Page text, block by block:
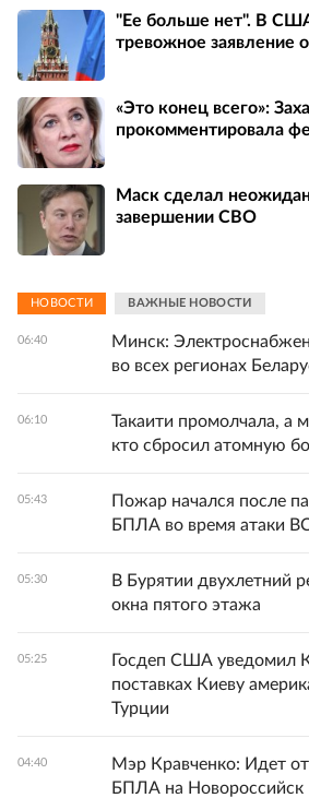
"Ее больше нет". В
тревожное заявление
«Это конец всего»:
прокомментировала
Маск сделал
завершении СВО
НОВОСТИ ВАЖНЫЕ НОВОСТИ
06:40
Минск:
во всех регионах
06:10
Такаити промолчала, а
кто сбросил атомную
05:43
Пожар начался после
БПЛА во время атаки
05:30
В Бурятии двухлетний
окна пятого этажа
05:25
Госдеп США уведомил
поставках Киеву
Турции
04:40
Мэр Кравченко: Идет
БПЛА на Новороссийск